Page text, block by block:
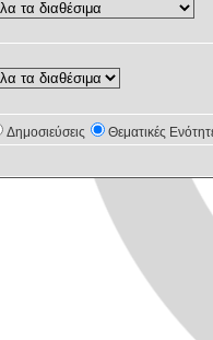
Δημοσιεύσεις Θεματικές